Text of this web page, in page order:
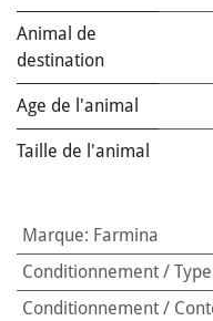
Animal de
destination
Age de l'animal
Taille de l'animal
Marque: Farmina
Conditionnement / Type
Conditionnement /